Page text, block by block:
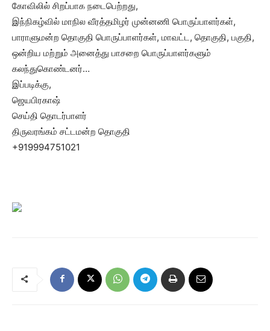
கோவிலில் சிறப்பாக நடைபெற்றது,
இந்நிகழ்வில் மாநில வீரத்தமிழர் முன்னணி பொருப்பாளர்கள்,
பாராளுமன்ற தொகுதி பொருப்பாளர்கள், மாவட்ட, தொகுதி, பகுதி,
ஒன்றிய மற்றும் அனைத்து பாசறை பொருப்பாளர்களும்
கலந்துகொண்டனர்…
இப்படிக்கு,
ஜெயபிரகாஷ்
செய்தி தொடர்பாளர்
திருவரங்கம் சட்டமன்ற தொகுதி
+919994751021